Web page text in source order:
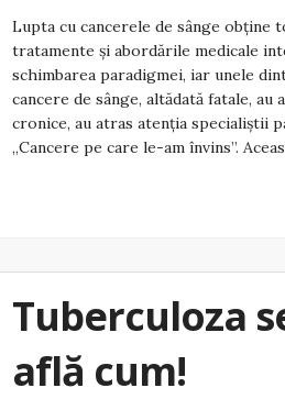
Lupta cu cancerele de sânge
tratamente și abordările medicale
schimbarea paradigmei, iar unele
cancere de sânge, altădată fatale,
cronice, au atras atenția specialiștii
„Cancere pe care le-am învins”.
Tuberculoza
află cum!